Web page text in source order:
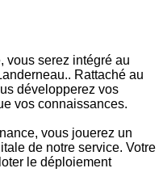
vous serez intégré au
Rattaché au
développerez vos
vos connaissances.
vous jouerez un
de notre service. Votre
le déploiement